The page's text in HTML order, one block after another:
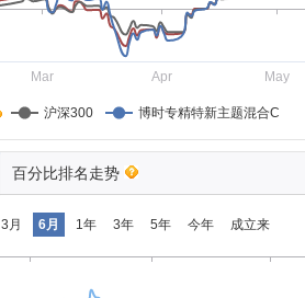
Mar Apr May
沪深300 博时专精特新主题混合C
百分比排名走势
3月 6月 1年 3年 5年 今年 成立来